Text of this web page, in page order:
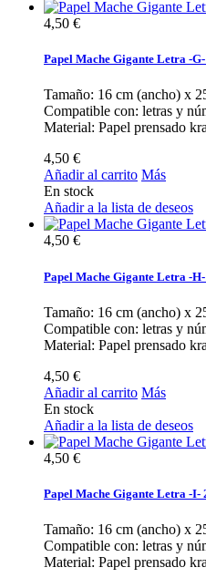
4,50 €
Papel Mache Gigante Letra -
Tamaño: 16 cm (ancho) x
Compatible con: letras y
Material: Papel prensado
4,50 €
Añadir al carrito Más
En stock
Añadir a la lista de deseos
4,50 €
Papel Mache Gigante Letra -
Tamaño: 16 cm (ancho) x
Compatible con: letras y
Material: Papel prensado
4,50 €
Añadir al carrito Más
En stock
Añadir a la lista de deseos
4,50 €
Papel Mache Gigante Letra -I-
Tamaño: 16 cm (ancho) x
Compatible con: letras y
Material: Papel prensado